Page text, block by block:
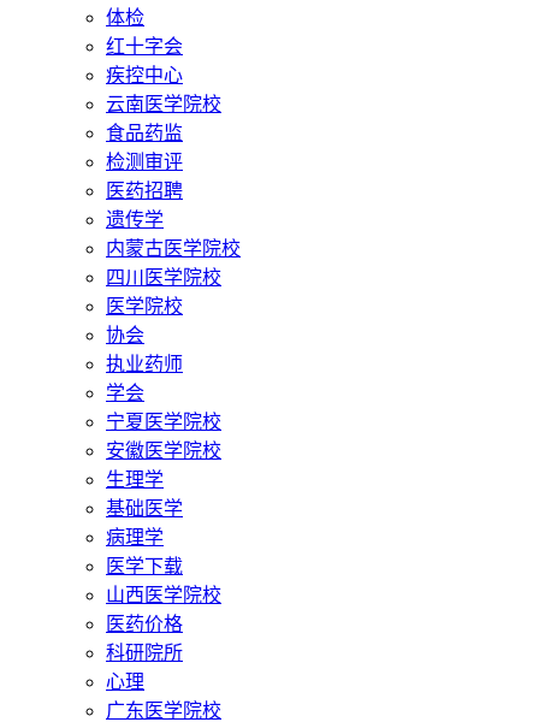
体检
红十字会
疾控中心
云南医学院校
食品药监
检测审评
医药招聘
遗传学
内蒙古医学院校
四川医学院校
医学院校
协会
执业药师
学会
宁夏医学院校
安徽医学院校
生理学
基础医学
病理学
医学下载
山西医学院校
医药价格
科研院所
心理
广东医学院校